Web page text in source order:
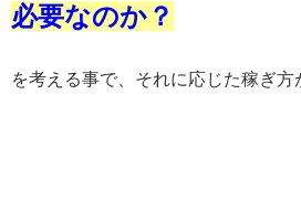
必要なのか？
を考える事で、それに応じた稼ぎ方